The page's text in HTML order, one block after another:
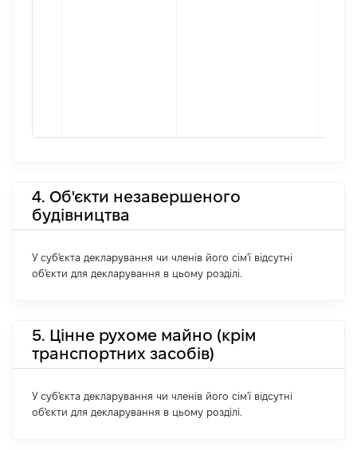
4. Об'єкти незавершеного
будівництва
У суб'єкта декларування чи членів його сім'ї відсутні
об'єкти для декларування в цьому розділі.
5. Цінне рухоме майно (крім
транспортних засобів)
У суб'єкта декларування чи членів його сім'ї відсутні
об'єкти для декларування в цьому розділі.